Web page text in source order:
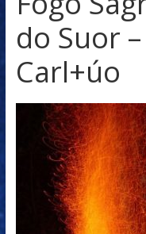
do Suor
Carl+úo